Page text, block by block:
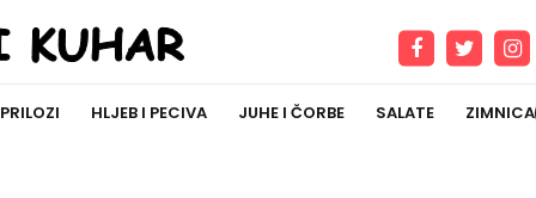
PRILOZI HLJEB I PECIVA JUHE I ČORBE SALATE ZIMNICA